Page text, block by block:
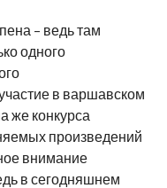
– ведь там
одного
в варшавском
же конкурса
произведений
внимание
в сегодняшнем